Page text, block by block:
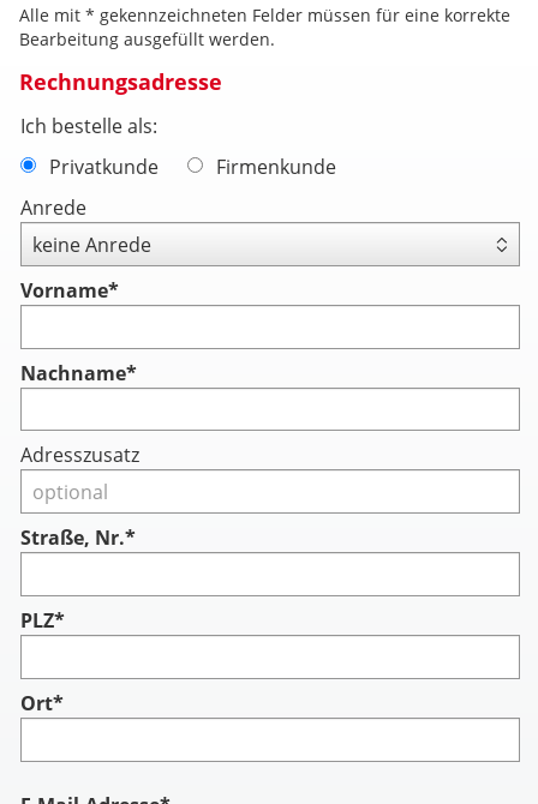
Alle mit * gekennzeichneten Felder müssen für eine korrekte
Bearbeitung ausgefüllt werden.
Rechnungsadresse
Ich bestelle als:
Privatkunde
Firmenkunde
Anrede
Vorname*
Nachname*
Adresszusatz
Straße, Nr.*
PLZ*
Ort*